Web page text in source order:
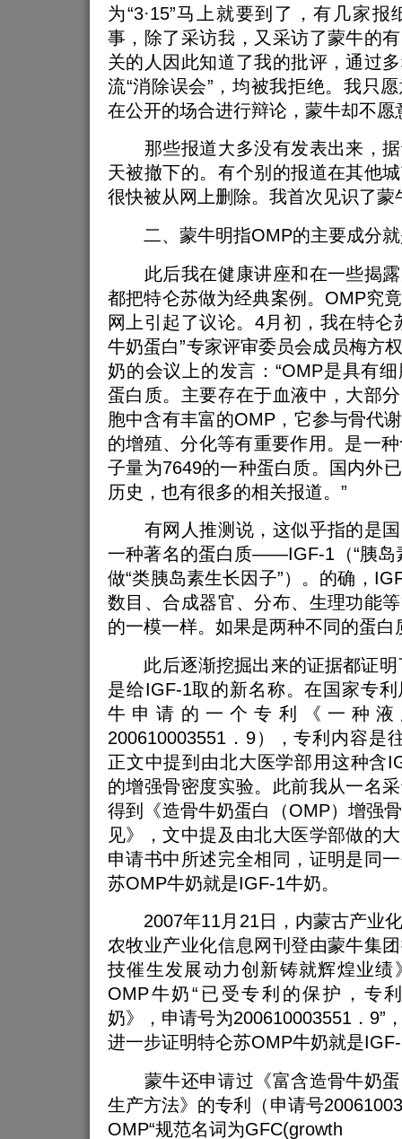
为“3·15”马上就要到了，有几家
事，除了采访我，又采访了蒙牛的
关的人因此知道了我的批评，通过
流“消除误会”，均被我拒绝。我只
在公开的场合进行辩论，蒙牛却不愿
那些报道大多没有发表出来，据
天被撤下的。有个别的报道在其他
很快被从网上删除。我首次见识了蒙
二、蒙牛明指OMP的主要成分就
此后我在健康讲座和在一些揭露
都把特仑苏做为经典案例。OMP究
网上引起了议论。4月初，我在特仑
牛奶蛋白”专家评审委员会成员梅方
奶的会议上的发言：“OMP是具有
蛋白质。主要存在于血液中，大部
胞中含有丰富的OMP，它参与骨代
的增殖、分化等有重要作用。是一
子量为7649的一种蛋白质。国内外
历史，也有很多的相关报道。”
有网人推测说，这似乎指的是国
一种著名的蛋白质——IGF-1（“胰岛
做“类胰岛素生长因子”）。的确，
数目、合成器官、分布、生理功能
的一模一样。如果是两种不同的蛋
此后逐渐挖掘出来的证据都证明
是给IGF-1取的新名称。在国家专
牛申请的一个专利《一种
200610003551．9），专利内容是
正文中提到由北大医学部用这种含
的增强骨密度实验。此前我从一名
得到《造骨牛奶蛋白（OMP）增强
见》，文中提及由北大医学部做的
申请书中所述完全相同，证明是同
苏OMP牛奶就是IGF-1牛奶。
2007年11月21日，内蒙古产业化
农牧业产业化信息网刊登由蒙牛集
技催生发展动力创新铸就辉煌业绩
OMP牛奶“已受专利的保护，专
奶》，申请号为200610003551．9”
进一步证明特仑苏OMP牛奶就是
蒙牛还申请过《富含造骨牛奶蛋
生产方法》的专利（申请号
OMP“规范名词为GFC(growth